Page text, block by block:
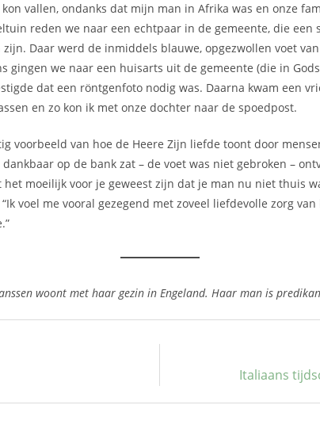
vallen, ondanks dat mijn man in Afrika was en onze
reden we naar een echtpaar in de gemeente, die een
Daar werd de inmiddels blauwe, opgezwollen voet
gingen we naar een huisarts uit de gemeente (die in
dat een röntgenfoto nodig was. Daarna kwam een
en zo kon ik met onze dochter naar de spoedpost.
voorbeeld van hoe de Heere Zijn liefde toont door
op de bank zat – de voet was niet gebroken –
moeilijk voor je geweest zijn dat je man nu niet thuis
voel me vooral gezegend met zoveel liefdevolle zorg
woont met haar gezin in Engeland. Haar man is
Italiaans